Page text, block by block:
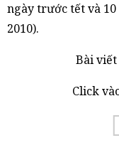
ngày trước tết và 10
2010).
Bài
Click